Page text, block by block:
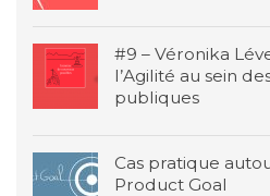
#9 – Véronika
l’Agilité au sein
publiques
Cas pratique
Product Goal